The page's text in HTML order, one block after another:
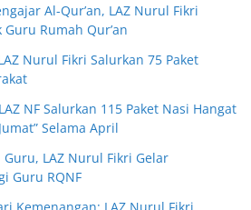
Al-Qur’an, LAZ Nurul Fikri
Rumah Qur’an
Nurul Fikri Salurkan 75 Paket
NF Salurkan 115 Paket Nasi Hangat
Selama April
LAZ Nurul Fikri Gelar
Guru RQNF